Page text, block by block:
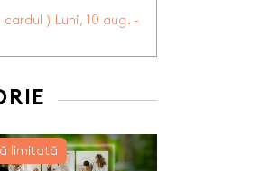
) Luni, 10 aug. -
limitată